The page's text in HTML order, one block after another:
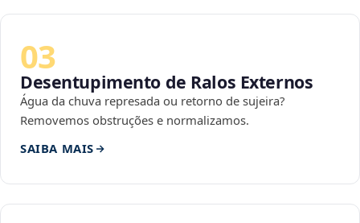
03
Desentupimento de Ralos Externos
Água da chuva represada ou retorno de sujeira?
Removemos obstruções e normalizamos.
SAIBA MAIS